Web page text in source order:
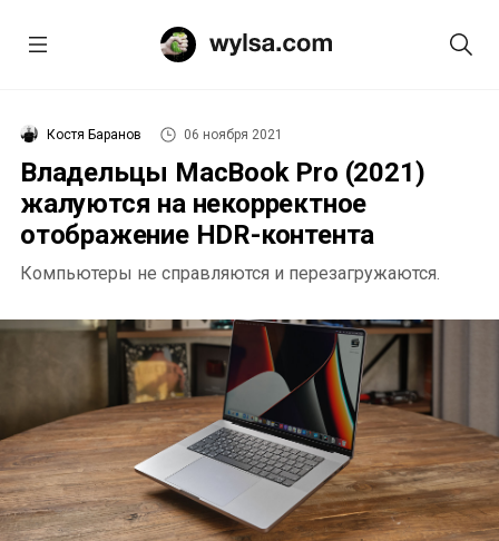
Костя Баранов 06 ноября 2021
Владельцы MacBook Pro (2021)
жалуются на некорректное
отображение HDR-контента
Компьютеры не справляются и перезагружаются.